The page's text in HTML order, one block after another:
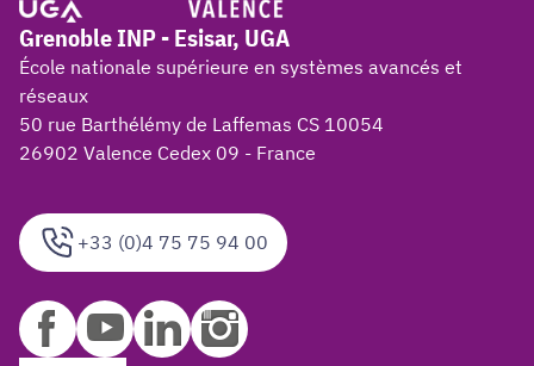
+33 (0)4 75 75 94 00
Grenoble INP - Esisar, UGA
École nationale supérieure en systèmes avancés et
réseaux
50 rue Barthélémy de Laffemas CS 10054
26902 Valence Cedex 09 - France